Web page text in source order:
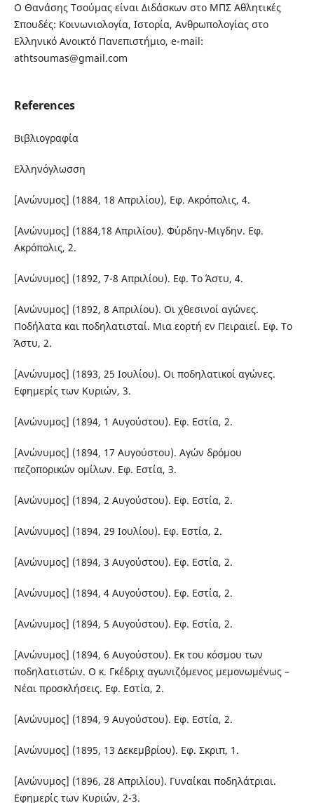
Ο Θανάσης Τσούμας είναι Διδάσκων στο ΜΠΣ Αθλητικές
Σπουδές: Κοινωνιολογία, Ιστορία, Ανθρωπολογίας στο
Ελληνικό Ανοικτό Πανεπιστήμιο, e-mail:
athtsoumas@gmail.com
References
Βιβλιογραφία
Ελληνόγλωσση
[Ανώνυμος] (1884, 18 Απριλίου), Εφ. Ακρόπολις, 4.
[Ανώνυμος] (1884,18 Απριλίου). Φύρδην-Μιγδην. Εφ.
Ακρόπολις, 2.
[Ανώνυμος] (1892, 7-8 Απριλίου). Εφ. Το Άστυ, 4.
[Ανώνυμος] (1892, 8 Απριλίου). Οι χθεσινοί αγώνες.
Ποδήλατα και ποδηλατισταί. Μια εορτή εν Πειραιεί. Εφ. Το
Άστυ, 2.
[Ανώνυμος] (1893, 25 Ιουλίου). Οι ποδηλατικοί αγώνες.
Εφημερίς των Κυριών, 3.
[Ανώνυμος] (1894, 1 Αυγούστου). Εφ. Εστία, 2.
[Ανώνυμος] (1894, 17 Αυγούστου). Αγών δρόμου
πεζοπορικών ομίλων. Εφ. Εστία, 3.
[Ανώνυμος] (1894, 2 Αυγούστου). Εφ. Εστία, 2.
[Ανώνυμος] (1894, 29 Ιουλίου). Εφ. Εστία, 2.
[Ανώνυμος] (1894, 3 Αυγούστου). Εφ. Εστία, 2.
[Ανώνυμος] (1894, 4 Αυγούστου). Εφ. Εστία, 2.
[Ανώνυμος] (1894, 5 Αυγούστου). Εφ. Εστία, 2.
[Ανώνυμος] (1894, 6 Αυγούστου). Εκ του κόσμου των
ποδηλατιστών. Ο κ. Γκέδριχ αγωνιζόμενος μεμονωμένως –
Νέαι προσκλήσεις. Εφ. Εστία, 2.
[Ανώνυμος] (1894, 9 Αυγούστου). Εφ. Εστία, 2.
[Ανώνυμος] (1895, 13 Δεκεμβρίου). Εφ. Σκριπ, 1.
[Ανώνυμος] (1896, 28 Απριλίου). Γυναίκαι ποδηλάτριαι.
Εφημερίς των Κυριών, 2-3.